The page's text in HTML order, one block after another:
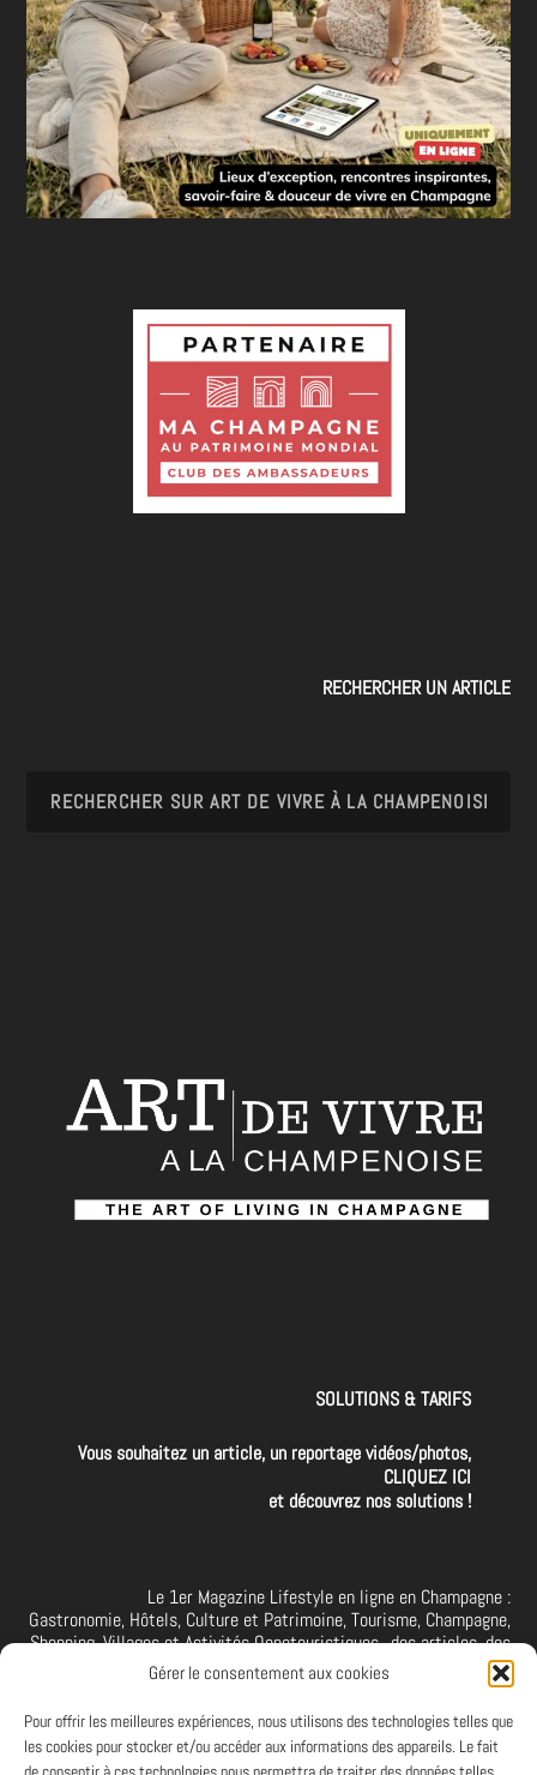
Gérer le consentement aux cookies
Pour offrir les meilleures expériences, nous utilisons des technologies telles que
les cookies pour stocker et/ou accéder aux informations des appareils. Le fait
RECHERCHER UN ARTICLE
SOLUTIONS & TARIFS
Vous souhaitez un article, un reportage vidéos/photos,
CLIQUEZ ICI
et découvrez nos solutions !
Le 1er Magazine Lifestyle en ligne en Champagne :
Gastronomie, Hôtels, Culture et Patrimoine, Tourisme, Champagne,
Shopping, Villages et Activités Oenotouristiques.. des articles, des
interviews, des vidéos et photos de la Champagne. A retrouver et à
suivre aussi sur facebook I X I Threads I YouTube I TikTok I
Instagram I Linkedin